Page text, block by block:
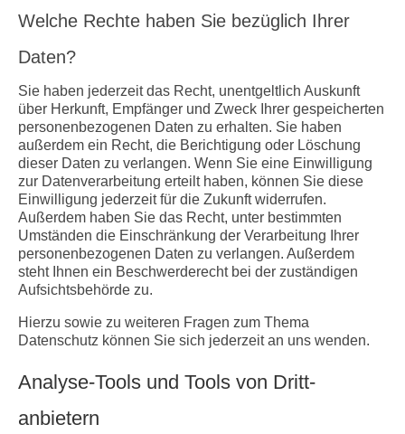
Welche Rechte haben Sie bezüglich Ihrer
Daten?
Sie haben jederzeit das Recht, unentgeltlich Auskunft
über Herkunft, Empfänger und Zweck Ihrer gespeicherten
personenbezogenen Daten zu erhalten. Sie haben
außerdem ein Recht, die Berichtigung oder Löschung
dieser Daten zu verlangen. Wenn Sie eine Einwilligung
zur Datenverarbeitung erteilt haben, können Sie diese
Einwilligung jederzeit für die Zukunft widerrufen.
Außerdem haben Sie das Recht, unter bestimmten
Umständen die Einschränkung der Verarbeitung Ihrer
personenbezogenen Daten zu verlangen. Außerdem
steht Ihnen ein Beschwerderecht bei der zuständigen
Aufsichtsbehörde zu.
Hierzu sowie zu weiteren Fragen zum Thema
Datenschutz können Sie sich jederzeit an uns wenden.
Analyse-Tools und Tools von Dritt­
anbietern